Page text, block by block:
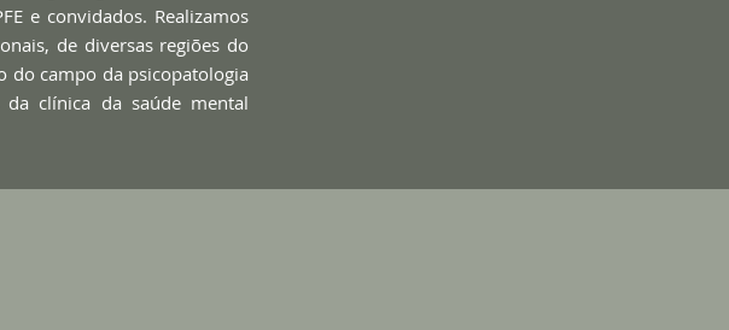
e convidados. Realizamos
de diversas regiões do
do campo da psicopatologia
da clínica da saúde mental